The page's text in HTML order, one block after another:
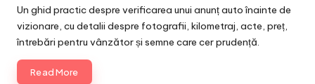
by
Un ghid practic despre verificarea unui anunț auto înainte de
vizionare, cu detalii despre fotografii, kilometraj, acte, preț,
întrebări pentru vânzător și semne care cer prudență.
Read More